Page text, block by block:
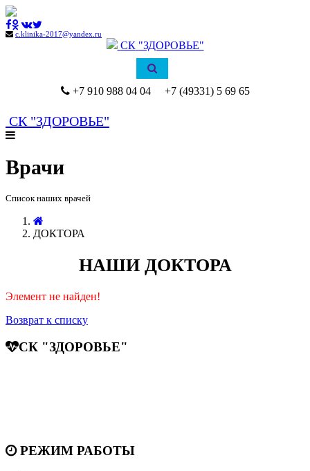
c.klinika-2017@yandex.ru
СК "ЗДОРОВЬЕ"
+7 910 988 04 04 +7 (49331) 5 69 65
СК "ЗДОРОВЬЕ"
Врачи
Список наших врачей
ДОКТОРА
НАШИ ДОКТОРА
Элемент не найден!
Возврат к списку
СК "ЗДОРОВЬЕ"
РЕЖИМ РАБОТЫ